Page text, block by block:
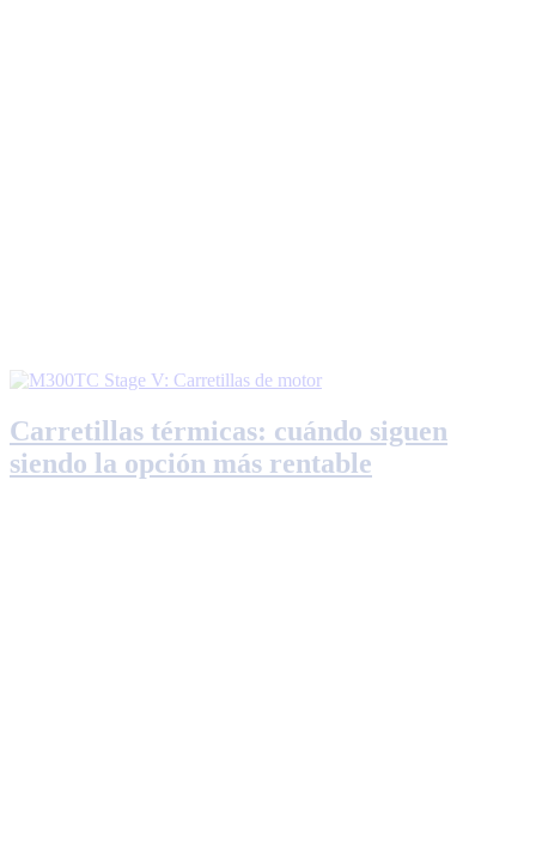
Carretillas térmicas: cuándo siguen
siendo la opción más rentable